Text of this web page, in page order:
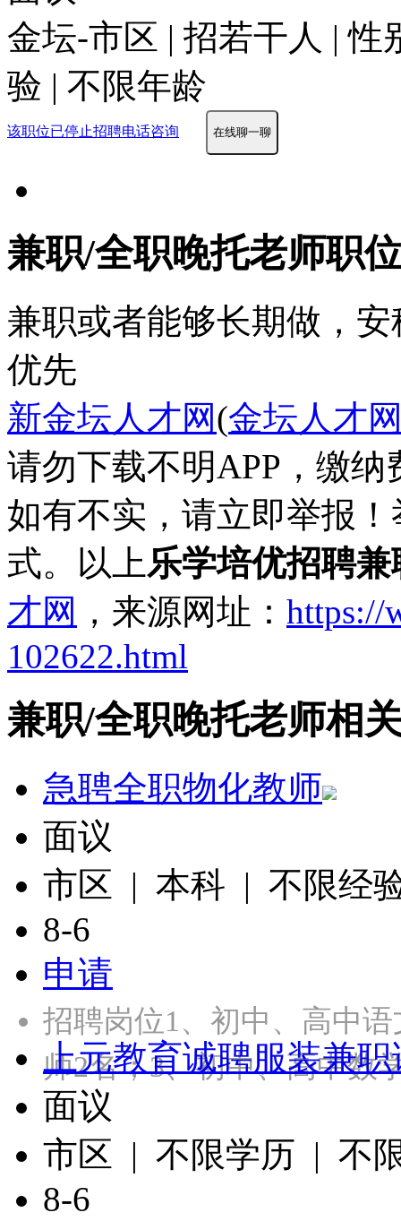
金坛-市区 | 招若干人 | 性
验 | 不限年龄
该职位已停止招聘电话咨询 在线聊一聊
兼职/全职晚托老师职
兼职或者能够长期做，
优先
新金坛人才网(金坛人才
请勿下载不明APP，缴
如有不实，请立即举报
式。以上乐学培优招聘
才网 ，来源网址： https://
102622.html
兼职/全职晚托老师相
急聘全职物化教师
面议
市区 | 本科 | 不限经
8-6
申请
招聘岗位1、初中、高中
师2名；3、初中、高中
上元教育诚聘服装兼
面议
市区 | 不限学历 | 不
8-6